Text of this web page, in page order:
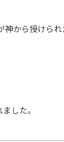
から授けら
した。